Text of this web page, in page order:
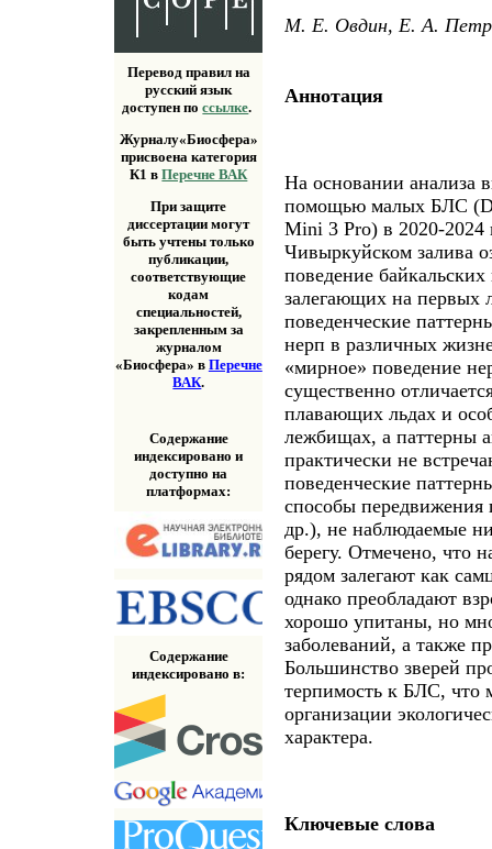
Перевод правил на
русский язык
доступен поссылке.
Журналу«Биосфера»
присвоена категория
К1 вПеречне ВАК
При защите
диссертации могут
быть учтены только
публикации,
соответствующие
кодам
специальностей,
закрепленным за
журналом
«Биосфера» в Перечне
ВАК.
Содержание
индексировано и
доступно на
платформах:
Содержание
индексировано в:
М. Е. Овдин, Е. А.
Аннотация
На основании анализа
помощью малых БЛС
Mini 3 Pro) в 2020-2024
Чивыркуйском залива
поведение
залегающих на первых
поведенческие
нерп в различных
«мирное» поведение
существенно
плавающих льдах и
лежбищах, а паттерны
практически не
поведенческие
способы передвижения
др.), не наблюдаемые
берегу. Отмечено, что
рядом залегают как
однако преобладают
хорошо упитаны, но
заболеваний, а также
Большинство зверей
терпимость к БЛС, что
организации
характера.
Ключевые слова